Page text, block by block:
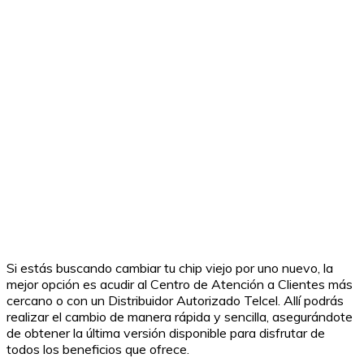
Si estás buscando cambiar tu chip viejo por uno nuevo, la
mejor opción es acudir al Centro de Atención a Clientes más
cercano o con un Distribuidor Autorizado Telcel. Allí podrás
realizar el cambio de manera rápida y sencilla, asegurándote
de obtener la última versión disponible para disfrutar de
todos los beneficios que ofrece.